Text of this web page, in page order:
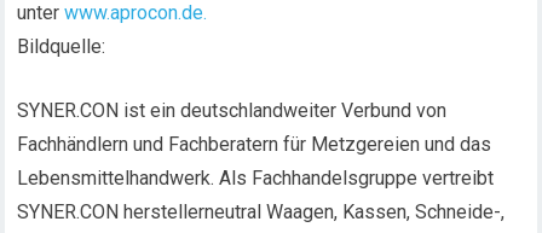
unterwww.aprocon.de.
Bildquelle:
SYNER.CON ist ein deutschlandweiter Verbund von
Fachhändlern und Fachberatern für Metzgereien und das
Lebensmittelhandwerk. Als Fachhandelsgruppe vertreibt
SYNER.CON herstellerneutral Waagen, Kassen, Schneide-,